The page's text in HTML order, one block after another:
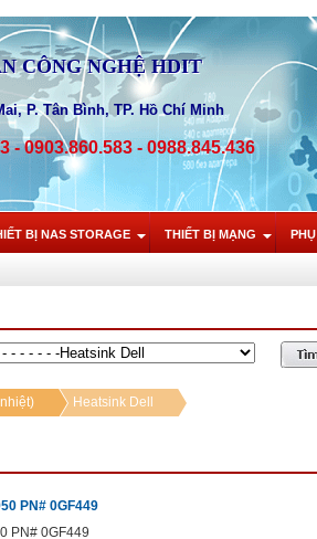
CÔNG NGHỆ HDIT
P. Tân Bình, TP. Hồ Chí Minh
- 0903.860.583 - 0988.845.436
BỊ NAS STORAGE THIẾT BỊ MẠNG
Heatsink Dell
PN# 0GF449
PN# 0GF449